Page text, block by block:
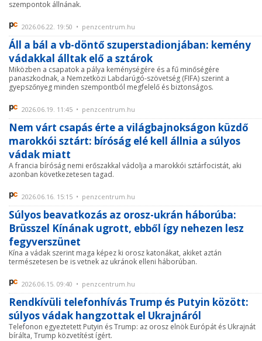
szempontok állnának.
2026.06.22. 19:50 • penzcentrum.hu
Áll a bál a vb-döntő szuperstadionjában: kemény
vádakkal álltak elő a sztárok
Miközben a csapatok a pálya keménységére és a fű minőségére
panaszkodnak, a Nemzetközi Labdarúgó-szövetség (FIFA) szerint a
gyepszőnyeg minden szempontból megfelelő és biztonságos.
2026.06.19. 11:45 • penzcentrum.hu
Nem várt csapás érte a világbajnokságon küzdő
marokkói sztárt: bíróság elé kell állnia a súlyos
vádak miatt
A francia bíróság nemi erőszakkal vádolja a marokkói sztárfocistát, aki
azonban következetesen tagad.
2026.06.16. 15:15 • penzcentrum.hu
Súlyos beavatkozás az orosz-ukrán háborúba:
Brüsszel Kínának ugrott, ebből így nehezen lesz
fegyverszünet
Kína a vádak szerint maga képez ki orosz katonákat, akiket aztán
természetesen be is vetnek az ukránok elleni háborúban.
2026.06.15. 09:40 • penzcentrum.hu
Rendkívüli telefonhívás Trump és Putyin között:
súlyos vádak hangzottak el Ukrajnáról
Telefonon egyeztetett Putyin és Trump: az orosz elnök Európát és Ukrajnát
bírálta, Trump közvetítést ígért.